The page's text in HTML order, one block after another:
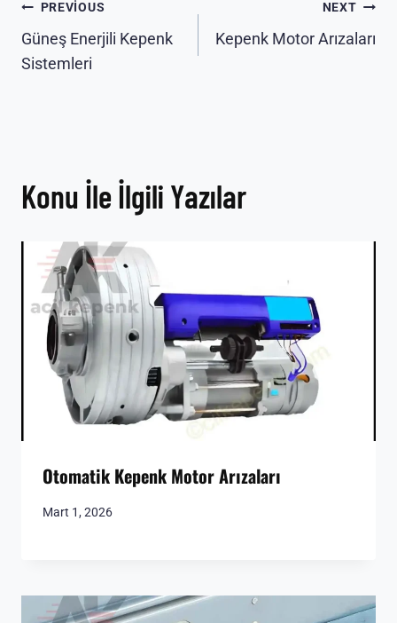
Yazı
gezinmesi
PREVIOUS
Güneş Enerjili Kepenk
Sistemleri
NEXT
Kepenk Motor Arızaları
Konu İle İlgili Yazılar
Otomatik Kepenk Motor Arızaları
Mart 1, 2026